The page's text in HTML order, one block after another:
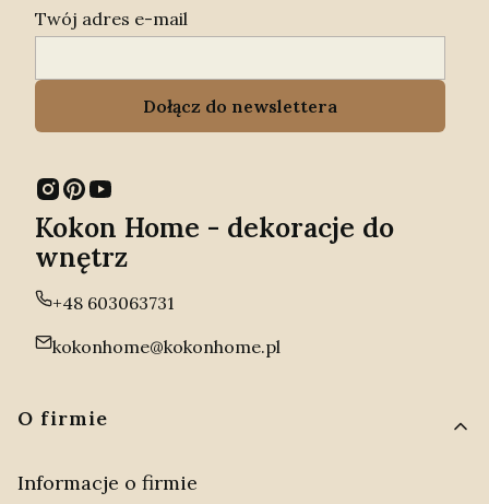
Twój adres e-mail
Dołącz do newslettera
Kokon Home - dekoracje do
wnętrz
+48 603063731
kokonhome@kokonhome.pl
Linki w stopce
O firmie
Informacje o firmie